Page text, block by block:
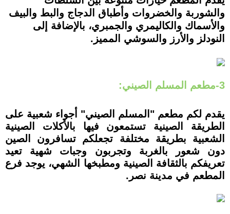
والشوربة والخضروات وأطباق الدجاج والبط والبيف
والأسماك والكاليمري والجمبري، بالإضافة إلى
النودلز والأرز والسوشي المميز.
3-مطعم المسلم الصيني:
يقدم لكم مطعم "المسلم الصيني" أجواء شعبية على
الطريقة الصينية تستمعون فيها بالأكلات الصينية
الشعبية بطريقة مختلفة تجعلكم تسافرون الصين
دون شعور بالغربة وتجربون وجبات شهية تعيد
تعريفكم بالثقافة الصينية ومطبخها الشهي، يوجد فرع
المطعم في مدينة نصر.